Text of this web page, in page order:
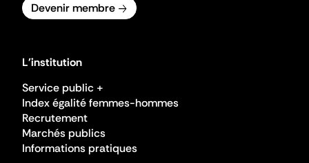
Devenir membre
L'institution
Service public +
Index égalité femmes-hommes
Recrutement
Marchés publics
Informations pratiques